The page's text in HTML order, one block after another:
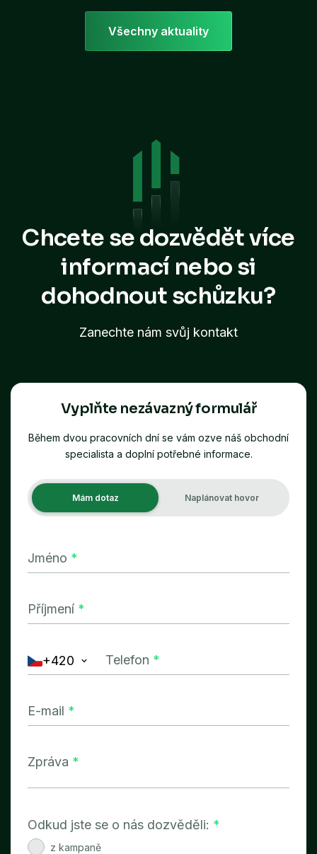
Všechny aktuality
Chcete se dozvědět více
informací nebo si
dohodnout schůzku?
Zanechte nám svůj kontakt
Vyplňte nezávazný formulář
Během dvou pracovních dní se vám ozve náš obchodní
specialista a doplní potřebné informace.
Mám dotaz Naplánovat hovor
Jméno *
Příjmení *
Telefon *
+420
E-mail *
Zpráva *
Odkud jste se o nás dozvěděli: *
z kampaně